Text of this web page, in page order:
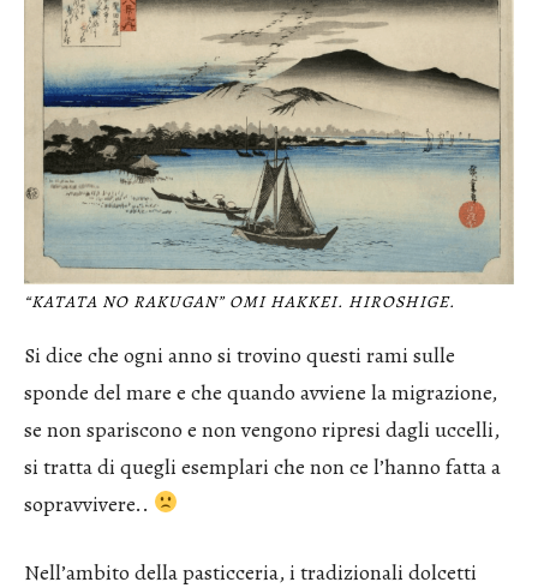
“KATATA NO RAKUGAN” OMI HAKKEI. HIROSHIGE.
Si dice che ogni anno si trovino questi rami sulle
sponde del mare e che quando avviene la migrazione,
se non spariscono e non vengono ripresi dagli uccelli,
si tratta di quegli esemplari che non ce l’hanno fatta a
sopravvivere..
Nell’ambito della pasticceria, i tradizionali dolcetti